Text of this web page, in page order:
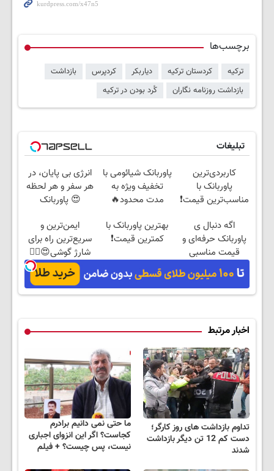
برچسب‌ها
ترکیه کردستان ترکیه دیاربکر کردپرس
بازداشت
بازداشت روزنامه نگاران
کُرد بودن در ترکیه
تبلیغات
کاربردی‌ترین
پاوربانک با
مناسب‌ترین قیمت❗
پاوربانک شیائومی با
تخفیف ویژه به
مدت محدود🔥
انرژی بی پایان، در
هر سفر و هر لحظه
😍 پاوربانک
ویژه🔥
اگه دنبال ی
پاوربانک حرفه‌ای و
قیمت مناسبی
تخفیف رو از دست
نده👌🏻
بهترین پاوربانک با
کمترین قیمت❗
ایمن‌ترین و
سریع‌ترین راه برای
شارژ گوشی😍👌🏻
اخبار مرتبط
تداوم بازداشت های روز کارگر؛
دست کم 12 تن دیگر بازداشت
شدند
ما حتی نمی دانیم برادرم
کجاست؟ اگر این انزوای اجباری
نیست، پس چیست؟ + فیلم